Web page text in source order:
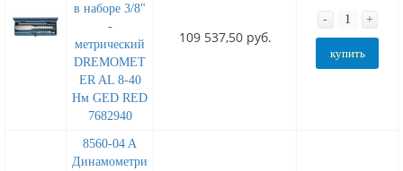
в наборе 3/8"
-
метрический
DREMOMET
ER AL 8-40
Нм GED RED
7682940
109 537,50 руб.
- +
купить
8560-04 A
Динамометри